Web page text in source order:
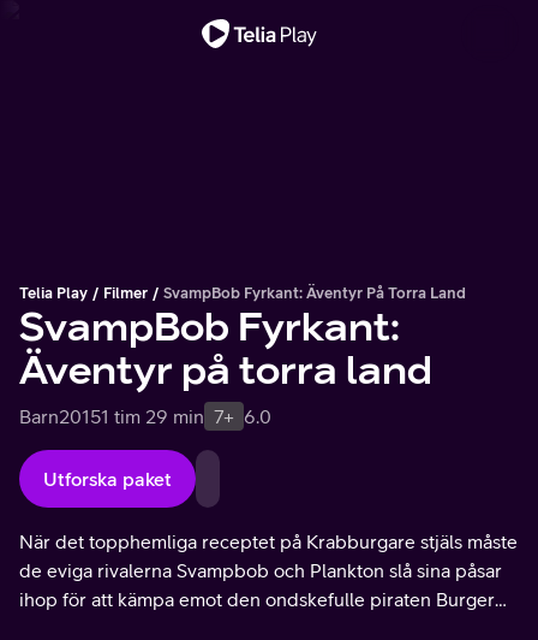
Telia Play Filmer SvampBob Fyrkant: Äventyr På Torra Land
SvampBob Fyrkant:
Äventyr på torra land
Barn20151 tim 29 min 7+ 6.0
Utforska paket
När det topphemliga receptet på Krabburgare stjäls måste
de eviga rivalerna Svampbob och Plankton slå sina påsar
ihop för att kämpa emot den ondskefulle piraten Burger